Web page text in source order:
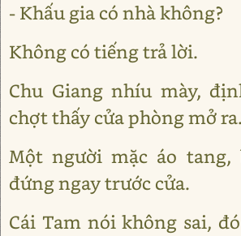
- Khấu gia có nhà không?
Không có tiếng trả lời.
Chu Giang nhíu mày,
chợt thấy cửa phòng mở ra.
Một người mặc áo tang,
đứng ngay trước cửa.
Cái Tam nói không sai,